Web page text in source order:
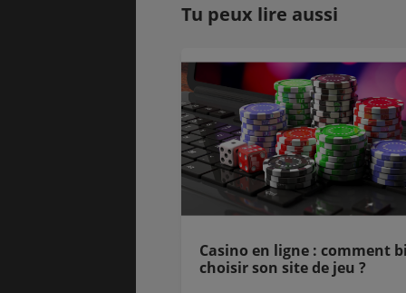
Tu peux lire aussi
Casino en ligne : comment
choisir son site de jeu ?